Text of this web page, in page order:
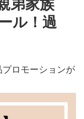
ル！過
ロモーションが